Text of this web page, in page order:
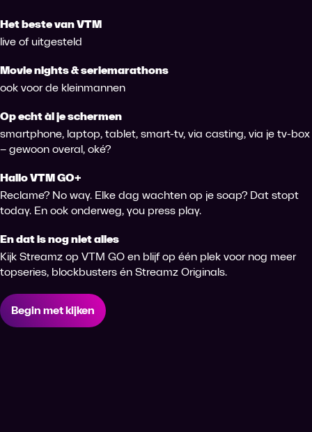
Het beste van VTM
live of uitgesteld
Movie nights & seriemarathons
ook voor de kleinmannen
Op echt àl je schermen
smartphone, laptop, tablet, smart-tv, via casting, via je tv-box
– gewoon overal, oké?
Hallo VTM GO+
Reclame? No way. Elke dag wachten op je soap? Dat stopt
today. En ook onderweg, you press play.
En dat is nog niet alles
Kijk Streamz op VTM GO en blijf op één plek voor nog meer
topseries, blockbusters én Streamz Originals.
Begin met kijken